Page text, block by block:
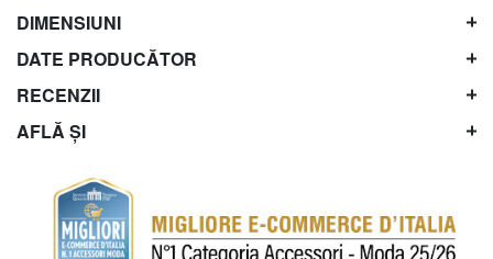
DIMENSIUNI
DATE PRODUCĂTOR
RECENZII
AFLĂ ȘI